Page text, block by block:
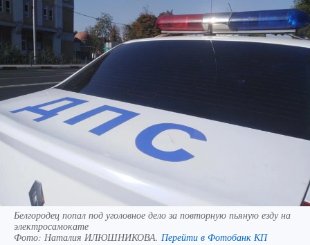
Белгородец попал под уголовное дело за повторную пьяную езду на
электросамокате
Фото: Наталия ИЛЮШНИКОВА. Перейти в Фотобанк КП